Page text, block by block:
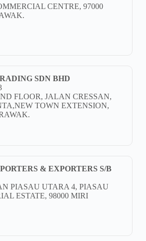
CENTRE, 97000
SDN BHD
FLOOR, JALAN CRESSAN,
TOWN EXTENSION,
& EXPORTERS S/B
PIASAU UTARA 4, PIASAU
ESTATE, 98000 MIRI